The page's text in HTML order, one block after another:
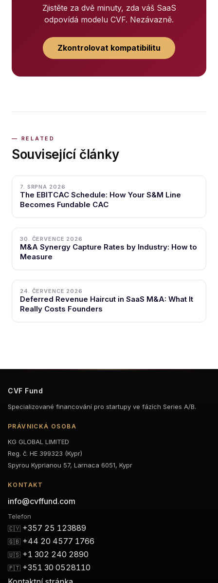
Zjistěte za dvě minuty, zda váš SaaS
odpovídá modelu CVF. Nezávazně.
Zkontrolovat kompatibilitu
Související články
7. SRPNA 2026
The EBITCAC Schedule: How Your S&M Line
Becomes Fundable CAC
30. ČERVENCE 2026
M&A Synergy Capture Rates by Industry: How to
Measure
24. ČERVENCE 2026
Deferred Revenue Haircut in SaaS M&A: What It
Really Costs Founders
CVF Fund
Specializované financování pro startupy ve fázích Series A/B.
PRÁVNICKÁ OSOBA
KG GLOBAL LIMITED
Reg. č. HE 399323 (Kypr)
Spyrou Kyprianou 57, Larnaca 6051, Kypr
KONTAKT
info@cvffund.com
Telefon
🇨🇾 +357 25 123889
🇬🇧 +44 20 4577 1766
🇺🇸 +1 302 240 2890
🇵🇹 +351 30 0528110